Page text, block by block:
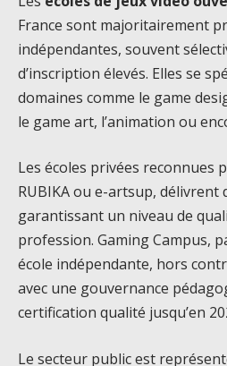
France sont majoritairement
indépendantes, souvent
d’inscription élevés. Elles se
domaines comme le game
le game art, l’animation ou
Les écoles privées reconnues
RUBIKA ou e-artsup, délivrent
garantissant un niveau de
profession. Gaming Campus,
école indépendante, hors
avec une gouvernance
certification qualité jusqu’en
Le secteur public est